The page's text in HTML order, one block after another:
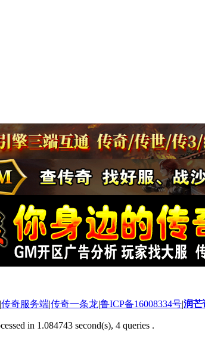
|传奇服务端|传奇一条龙|鲁ICP备16008334号|润芒
in 1.084743 second(s), 4 queries .